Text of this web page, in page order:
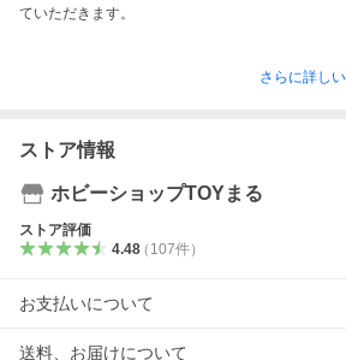
ていただきます。
さらに詳し
ストア情報
ホビーショップTOYまる
ストア評価
4.48（ 107件）
お支払いについて
送料、お届けについて